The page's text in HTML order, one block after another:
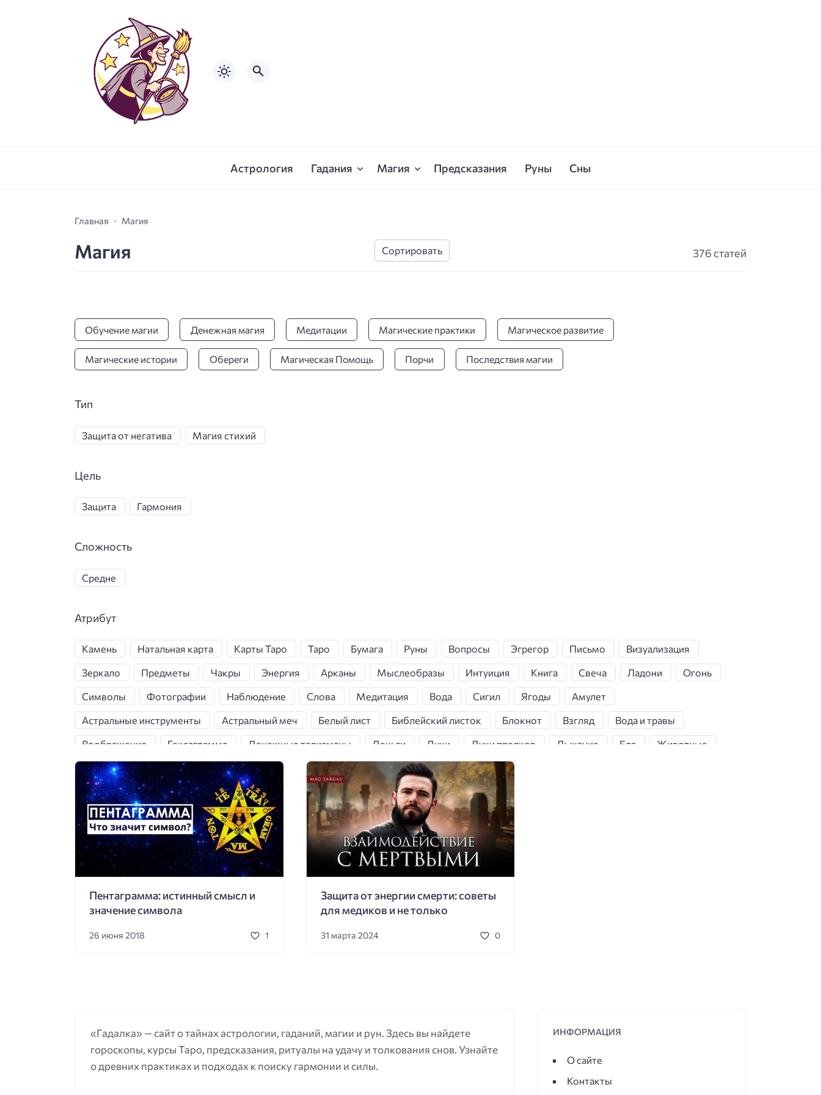
Астрология Гадания Магия Предсказания Руны Сны
Главная Магия
Магия 376 статей
Обучение магии Денежная магия Медитации Магические практики Магическое развитие
Магические истории Обереги Магическая Помощь Порчи Последствия магии
Тип
Защита от негатива Магия стихий
Цель
Защита Гармония
Сложность
Средне
Атрибут
Камень Натальная карта Карты Таро Таро Бумага Руны Вопросы Эгрегор Письмо Визуализация
Зеркало Предметы Чакры Энергия Арканы Мыслеобразы Интуиция Книга Свеча Ладони Огонь
Символы Фотографии Наблюдение Слова Медитация Вода Сигил Ягоды Амулет
Астральные инструменты Астральный меч Белый лист Библейский листок Блокнот Взгляд Вода и травы
Воображение Гексаграмма Денежные талисманы Деньги Духи Духи предков Дыхание Еда Животные
Жизненный опыт Заклинания Защиты Земля Карта Дьявола Корневая чакра
Магическая помощь Магическая сила Магическая тетрадь Магические артефакты
Мандалы Мантры Маятник Места силы Минералы Молитва Музыка
Пентаграмма Природа Программа Рамка Ритуалы Руки Светлая магия
Стихии Сущности Татуировка Тетрадь Тренажер Учителя
Пентаграмма: истинный смысл и
значение символа
26 июня 2018 1
Защита от энергии смерти: советы
для медиков и не только
31 марта 2024 0
«Гадалка» — сайт о тайнах астрологии, гаданий, магии и рун. Здесь вы найдете
гороскопы, курсы Таро, предсказания, ритуалы на удачу и толкования снов. Узнайте
о древних практиках и подходах к поиску гармонии и силы.
ИНФОРМАЦИЯ
О сайте
Контакты